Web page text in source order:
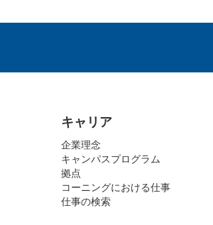
キャリア
企業理念
キャンパスプログラム
拠点
コーニングにおける仕事
仕事の検索